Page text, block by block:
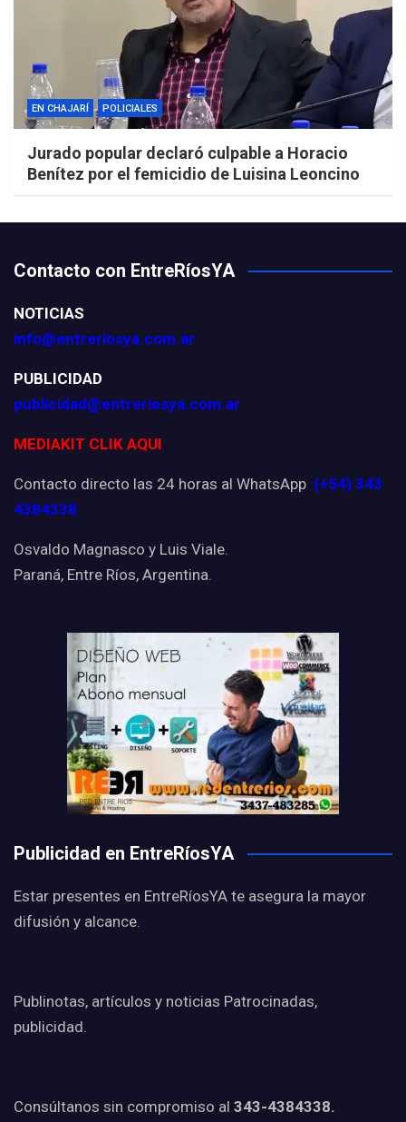
EN CHAJARÍ POLICIALES
Jurado popular declaró culpable a Horacio
Benítez por el femicidio de Luisina Leoncino
Contacto con EntreRíosYA
NOTICIAS
info@entreriosya.com.ar
PUBLICIDAD
publicidad@entreriosya.com.ar
MEDIAKIT CLIK AQUI
Contacto directo las 24 horas al WhatsApp (+54) 343
4384338
Osvaldo Magnasco y Luis Viale.
Paraná, Entre Ríos, Argentina.
Publicidad en EntreRíosYA
Estar presentes en EntreRíosYA te asegura la mayor
difusión y alcance.
Publinotas, artículos y noticias Patrocinadas,
publicidad.
Consúltanos sin compromiso al 343-4384338.